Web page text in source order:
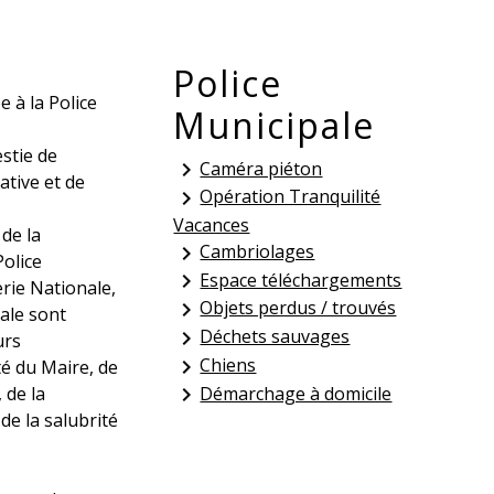
à la Police
de
et de
la
Nationale,
sont
du Maire, de
la
la salubrité
Police
Municipale
keyboard_arrow_rightCaméra piéton
keyboard_arrow_rightOpération Tranquilité
Vacances
keyboard_arrow_rightCambriolages
keyboard_arrow_rightEspace téléchargements
keyboard_arrow_rightObjets perdus / trouvés
keyboard_arrow_rightDéchets sauvages
keyboard_arrow_rightChiens
keyboard_arrow_rightDémarchage à domicile